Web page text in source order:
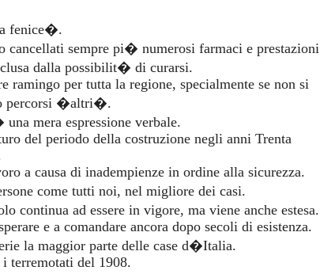
fenice�.
cancellati sempre pi� numerosi farmaci e prestazioni
dalla possibilit� di curarsi.
ramingo per tutta la regione, specialmente se non si
percorsi �altri�.
mera espressione verbale.
del periodo della costruzione negli anni Trenta
a causa di inadempienze in ordine alla sicurezza.
come tutti noi, nel migliore dei casi.
ad essere in vigore, ma viene anche estesa.
e a comandare ancora dopo secoli di esistenza.
la maggior parte delle case d�Italia.
terremotati del 1908.